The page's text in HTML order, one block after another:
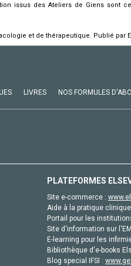
issus des Ateliers de Giens sont
et de thérapeutique. Publié par
LIVRES NOS FORMULES
PLATEFORMES
Site e-commerce :
Aide à la pratique
Portail pour les
Site d'information sur
E-learning pour les
Bibliothèque d'e-books
Blog special IFSI :